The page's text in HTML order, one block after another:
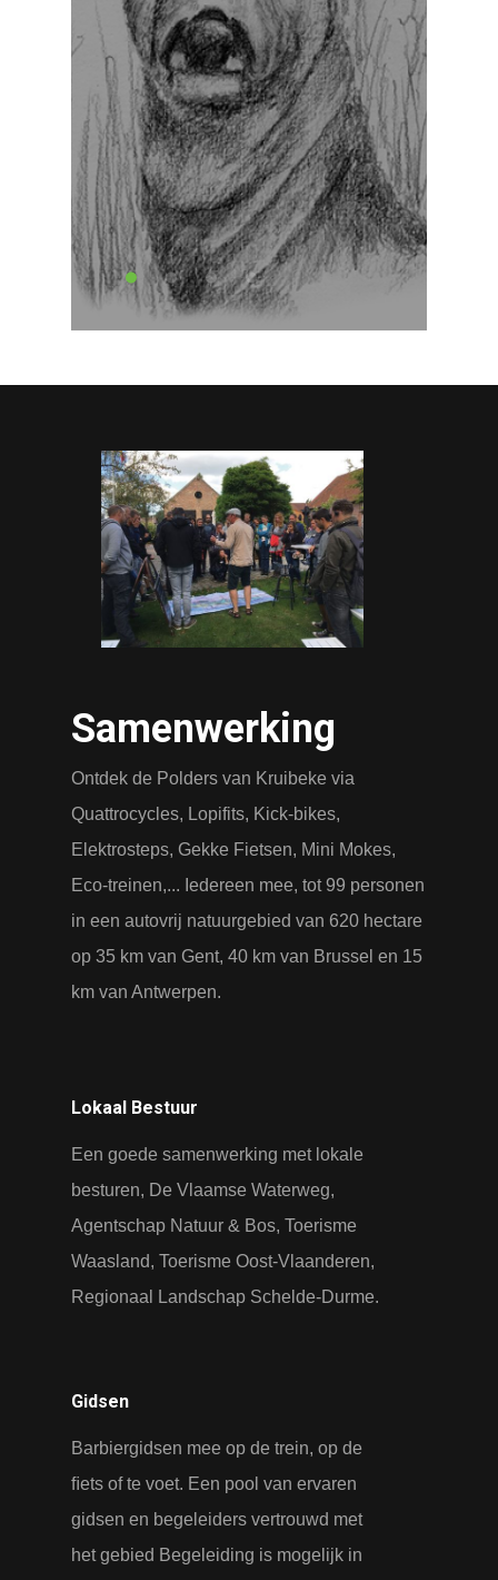
met de
Barbiergidsen
Samenwerking
Ontdek de Polders van Kruibeke via
Quattrocycles, Lopifits, Kick-bikes,
Elektrosteps, Gekke Fietsen, Mini Mokes,
Eco-treinen,... Iedereen mee, tot 99 personen
in een autovrij natuurgebied van 620 hectare
op 35 km van Gent, 40 km van Brussel en 15
km van Antwerpen.
Lokaal Bestuur
Een goede samenwerking met lokale
besturen, De Vlaamse Waterweg,
Agentschap Natuur & Bos, Toerisme
Waasland, Toerisme Oost-Vlaanderen,
Regionaal Landschap Schelde-Durme.
Gidsen
Barbiergidsen mee op de trein, op de
ﬁets of te voet. Een pool van ervaren
gidsen en begeleiders vertrouwd met
het gebied Begeleiding is mogelijk in